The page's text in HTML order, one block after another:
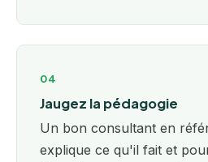
04
Jaugez la pédagogie
Un bon consultant en
explique ce qu'il fait et